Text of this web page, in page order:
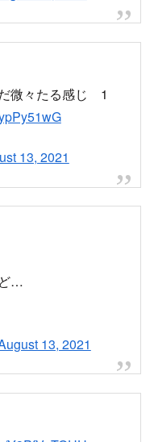
ください#庄内川
市中川区
ー場は水没して